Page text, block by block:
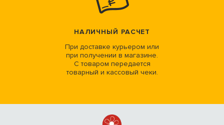
НАЛИЧНЫЙ РАСЧЕТ
При доставке курьером или
при получении в магазине.
С товаром передается
товарный и кассовый чеки.